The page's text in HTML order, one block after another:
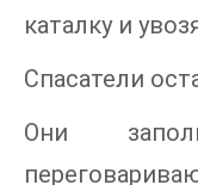
каталку и
Спасатели
Они